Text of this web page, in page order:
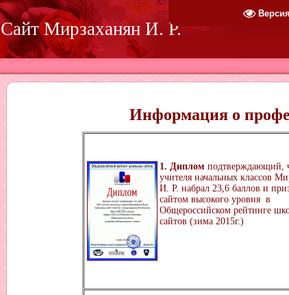
Сайт Мирзаханян И. Р.
Информация о
1. Диплом подтверждающий,
учителя начальных классов
И. Р. набрал 23,6 баллов и
сайтом высокого уровня в
Общероссийском рейтинге
сайтов (зима 2015г.)